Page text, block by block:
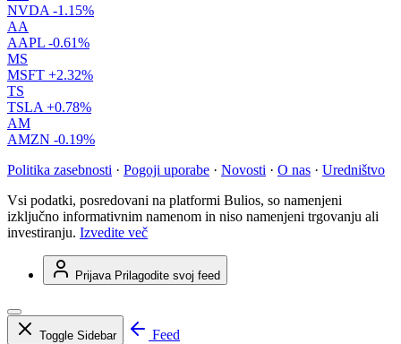
NVDA -1.15%
AA
AAPL -0.61%
MS
MSFT +2.32%
TS
TSLA +0.78%
AM
AMZN -0.19%
Politika zasebnosti · Pogoji uporabe · Novosti · O nas · Uredništvo
Vsi podatki, posredovani na platformi Bulios, so namenjeni
izključno informativnim namenom in niso namenjeni trgovanju ali
investiranju. Izvedite več
Prijava Prilagodite svoj feed
Toggle Sidebar
Feed